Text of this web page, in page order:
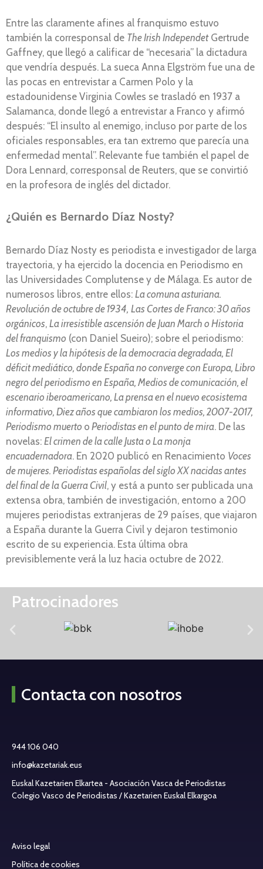
Entre las claramente afines al franquismo estuvo
también la corresponsal de The Irish IndependetGertrude
Gaffney, que llegó a calificar de “necesaria” la dictadura
que vendría después. La sueca Anna Elgström fue una de
las pocas en entrevistar a Carmen Polo y la
estadounidense Virginia Cowles se trasladó en 1937 a
Salamanca, donde llegó a entrevistar a Franco y afirmó
después: “El insulto al enemigo, incluso por parte de los
oficiales responsables, era tan extremo que parecía una
enfermedad mental”. Relevante fue también el papel de
Dora Lennard, corresponsal de Reuters, que se convirtió
en la profesora de inglés del dictador.
¿Quién es Bernardo Díaz Nosty?
Bernardo Díaz Nosty es periodista e investigador de larga
trayectoria, y ha ejercido la docencia en Periodismo en
las Universidades Complutense y de Málaga. Es autor de
numerosos libros, entre ellos: La comuna asturiana.
Revolución de octubre de 1934, Las Cortes de Franco: 30 años
orgánicos, La irresistible ascensión de Juan March o Historia
del franquismo (con Daniel Sueiro); sobre el periodismo:
Los medios y la hipótesis de la democracia degradada, El
déficit mediático, donde España no converge con Europa, Libro
negro del periodismo en España, Medios de comunicación, el
escenario iberoamericano, La prensa en el nuevo ecosistema
informativo, Diez años que cambiaron los medios, 2007-2017,
Periodismo muerto o Periodistas en el punto de mira. De las
novelas: El crimen de la calle Justa o La monja
encuadernadora. En 2020 publicó en Renacimiento Voces
de mujeres. Periodistas españolas del siglo XX nacidas antes
del final de la Guerra Civil, y está a punto ser publicada una
extensa obra, también de investigación, entorno a 200
mujeres periodistas extranjeras de 29 países, que viajaron
a España durante la Guerra Civil y dejaron testimonio
escrito de su experiencia. Esta última obra
previsiblemente verá la luz hacia octubre de 2022.
Patrocinadores
Contacta con nosotros
944 106 040
info@kazetariak.eus
Euskal Kazetarien Elkartea - Asociación Vasca de Periodistas
Colegio Vasco de Periodistas / Kazetarien Euskal Elkargoa
Aviso legal
Política de cookies